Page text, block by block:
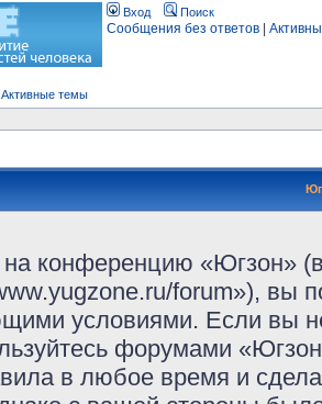
Вход Поиск
Сообщения без ответов
Активные темы
на конференцию «Югзон»
forum»), вы
условиями. Если вы
форумами
в любое время и